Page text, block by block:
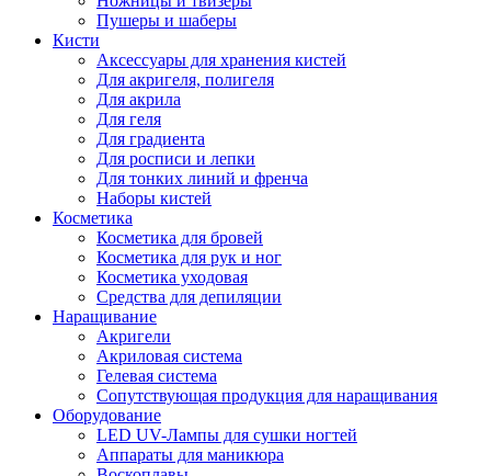
Пушеры и шаберы
Кисти
Аксессуары для хранения кистей
Для акригеля, полигеля
Для акрила
Для геля
Для градиента
Для росписи и лепки
Для тонких линий и френча
Наборы кистей
Косметика
Косметика для бровей
Косметика для рук и ног
Косметика уходовая
Средства для депиляции
Наращивание
Акригели
Акриловая система
Гелевая система
Сопутствующая продукция для наращивания
Оборудование
LED UV-Лампы для сушки ногтей
Аппараты для маникюра